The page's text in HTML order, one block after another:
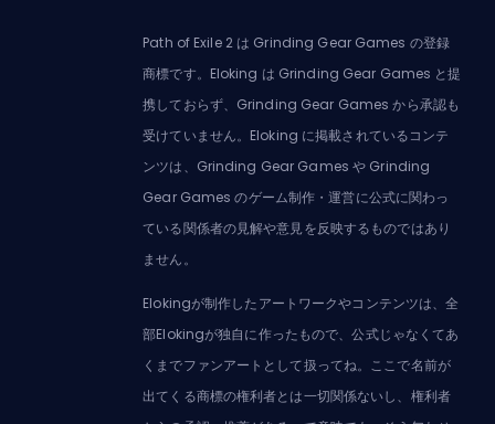
Path of Exile 2 は Grinding Gear Games の登録
商標です。Eloking は Grinding Gear Games と提
携しておらず、Grinding Gear Games から承認も
受けていません。Eloking に掲載されているコンテ
ンツは、Grinding Gear Games や Grinding
Gear Games のゲーム制作・運営に公式に関わっ
ている関係者の見解や意見を反映するものではあり
ません。
Elokingが制作したアートワークやコンテンツは、全
部Elokingが独自に作ったもので、公式じゃなくてあ
くまでファンアートとして扱ってね。ここで名前が
出てくる商標の権利者とは一切関係ないし、権利者